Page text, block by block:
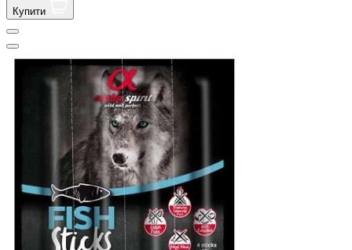
Купити